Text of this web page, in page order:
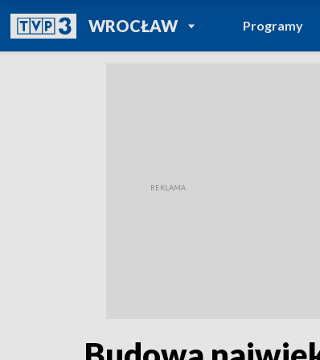
WROCŁAWPOWRÓT DO
TVP REGIONY
Programy